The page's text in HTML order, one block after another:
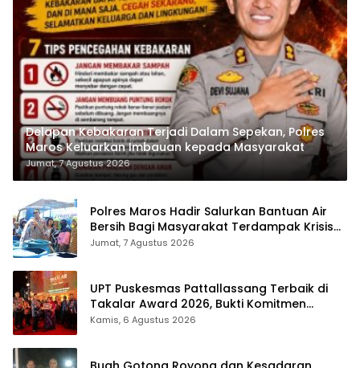
Delapan Kebakaran Terjadi Dalam Sepekan, Polres
Maros Keluarkan Imbauan kepada Masyarakat
Jumat, 7 Agustus 2026
Polres Maros Hadir Salurkan Bantuan Air
Bersih Bagi Masyarakat Terdampak Krisis
Air Bersih Di Maros
Jumat, 7 Agustus 2026
UPT Puskesmas Pattallassang Terbaik di
Takalar Award 2026, Bukti Komitmen
Hadirkan Pelayanan Kesehatan Berkualitas
Kamis, 6 Agustus 2026